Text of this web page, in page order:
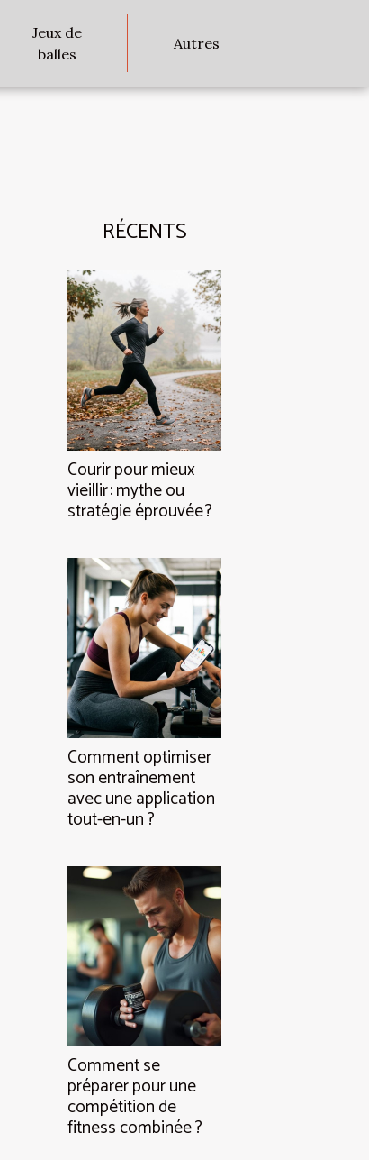
Jeux de
balles
Autres
RÉCENTS
Courir pour mieux
vieillir : mythe ou
stratégie éprouvée ?
Comment optimiser
son entraînement
avec une application
tout-en-un ?
Comment se
préparer pour une
compétition de
fitness combinée ?